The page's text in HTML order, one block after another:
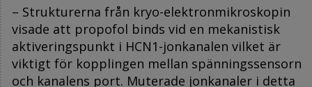
– Strukturerna från kryo-elektronmikroskopin
visade att propofol binds vid en mekanistisk
aktiveringspunkt i HCN1-jonkanalen vilket är
viktigt för kopplingen mellan spänningssensorn
och kanalens port. Muterade jonkanaler i detta